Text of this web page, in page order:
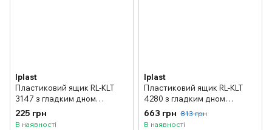
Iplast
Пластиковий ящик RL-KLT
3147 з гладким дном
(297х198х147.5 мм)
блакитний
225 грн
В наявності
Iplast
Пластиковий ящик RL-KLT
4280 з гладким дном
(396х297х280 мм) блакитний
663 грн 813 грн
В наявності